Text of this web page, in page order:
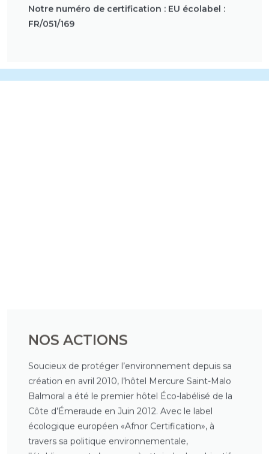
Notre numéro de certification : EU écolabel :
FR/051/169
NOS ACTIONS
Soucieux de protéger l’environnement depuis sa
création en avril 2010, l’hôtel Mercure Saint-Malo
Balmoral a été le premier hôtel Éco-labélisé de la
Côte d’Émeraude en Juin 2012. Avec le label
écologique européen «Afnor Certification», à
travers sa politique environnementale,